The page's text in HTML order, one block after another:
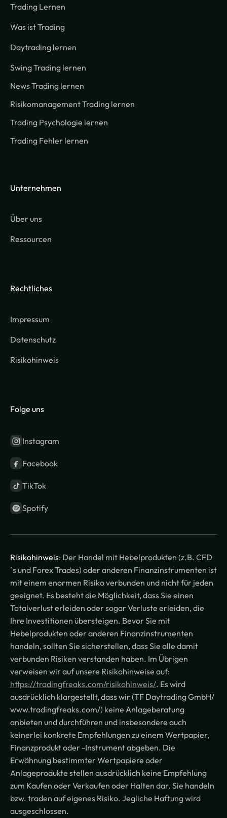
Trading Lernen
Was ist Trading
Daytrading lernen
Swing Trading lernen
News Trading lernen
Risikomanagement Trading lernen
Trading Psychologie lernen
Trading Fehler lernen
Unternehmen
Über uns
Ressourcen
Rechtliches
Impressum
Datenschutz
Risikohinweis
Folge uns
Instagram
Facebook
TikTok
Spotify
Risikohinweis: Der Handel mit Hebelprodukten (z.B. CFD
´s und Forex Trades) oder anderen Finanzinstrumenten ist
mit einem enormen Risiko verbunden und nicht für jeden
geeignet. Es besteht die Möglichkeit, dass Sie einen
Totalverlust erleiden oder sogar Verluste erleiden, die
Ihre Investitionen übersteigen. Bevor Sie mit
Hebelprodukten oder anderen Finanzinstrumenten
handeln, sollten Sie sicherstellen, dass Sie alle damit
verbunden Risiken verstanden haben. Im Übrigen
verweisen wir auf unsere Risikohinweise auf:
https://tradingfreaks.com/risikohinweis/. Es wird
ausdrücklich klargestellt, dass wir (TF Daytrading GmbH/
www.tradingfreaks.com/) keine Anlageberatung
anbieten und durchführen und insbesondere auch
keinerlei konkrete Empfehlungen zu einem Wertpapier,
Finanzprodukt oder -Instrument abgeben. Die
Erwähnung bestimmter Wertpapiere oder
Anlageprodukte stellen ausdrücklich keine Empfehlung
zum Kaufen oder Verkaufen oder Halten dar. Sie handeln
bzw. traden auf eigenes Risiko. Jegliche Haftung wird
ausgeschlossen.